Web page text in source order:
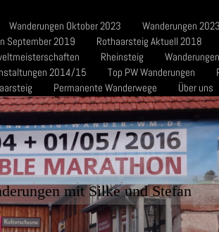
Wanderungen Oktober 2023
Wanderungen
September 2019
Rothaarsteig Aktuell 2018
Rheinsteig
2014/15
Top PW Wanderungen
Permanente Wanderwege Über uns
mit Silke und Stefan